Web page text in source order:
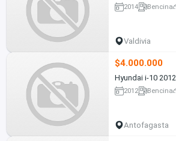
2014 Bencina
Valdivia
$4.000.000
Hyundai i-10 2012
2012 Bencina
Antofagasta